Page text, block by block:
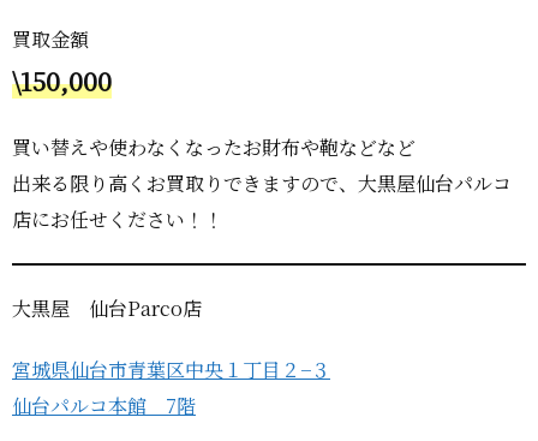
買取金額
\150,000
買い替えや使わなくなったお財布や鞄などなど
出来る限り高くお買取りできますので、大黒屋仙台パルコ
店にお任せください！！
大黒屋 仙台Parco店
宮城県仙台市青葉区中央１丁目２−３
仙台パルコ本館 7階